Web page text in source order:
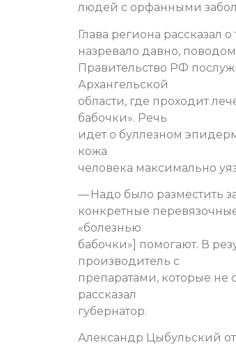
людей с орфанными
Глава региона рассказал
назревало давно,
Правительство РФ
Архангельской
области, где проходит
бабочки». Речь
идет о буллезном
кожа
человека максимально
— Надо было разместить
конкретные
«болезнью
бабочки»] помогают. В
производитель с
препаратами, которые не
рассказал
губернатор.
Александр Цыбульский